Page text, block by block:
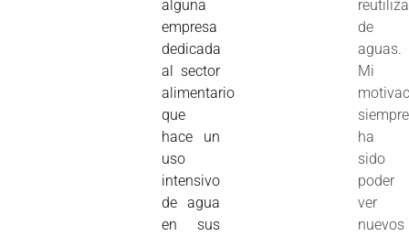
alguna
empresa
dedicada
al sector
alimentario
que
hace un
uso
intensivo
de agua
en sus
de
aguas.
Mi
siempre
ha
sido
poder
ver
nuevos